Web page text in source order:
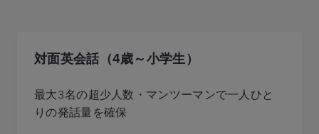
対面英会話（4歳～小学生）
最大3名の超少人数・マンツーマンで一人ひと
りの発話量を確保